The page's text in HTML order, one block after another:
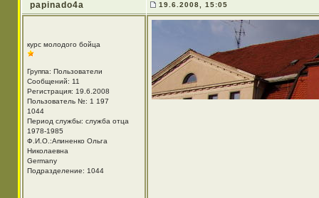
papinado4a 19.6.2008, 15:05
курс молодого бойца
Группа: Пользователи
Сообщений: 11
Регистрация: 19.6.2008
Пользователь №: 1 197
1044
Период службы: служба отца
1978-1985
Ф.И.О.:Апиненко Ольга
Николаевна
Germany
Подразделение: 1044